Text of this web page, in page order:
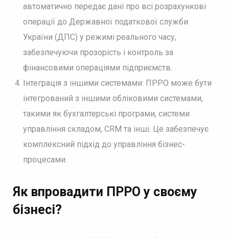
автоматично передає дані про всі розрахункові
операції до Державної податкової служби
України (ДПС) у режимі реального часу,
забезпечуючи прозорість і контроль за
фінансовими операціями підприємств.
Інтеграція з іншими системами: ПРРО може бути
інтегрований з іншими обліковими системами,
такими як бухгалтерські програми, системи
управління складом, CRM та інші. Це забезпечує
комплексний підхід до управління бізнес-
процесами.
Як впровадити ПРРО у своєму
бізнесі?